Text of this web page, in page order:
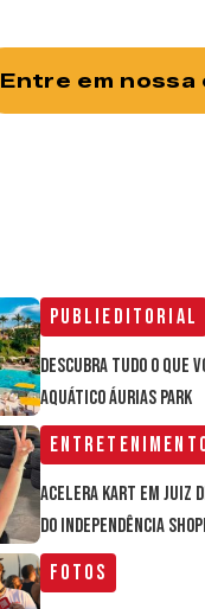
Entre em nossa
Publieditorial
Descubra tudo o que
aquático Áurias Park
Acelera Kart em Juiz
do Independência
Fotos